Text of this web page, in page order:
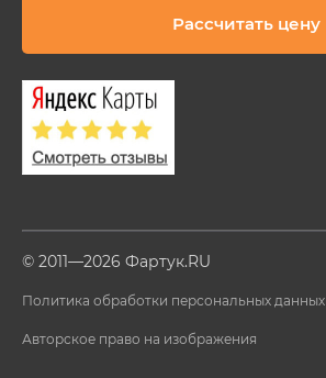
Рассчитать цену
© 2011—2026 Фартук.RU
Политика обработки персональных данных
Авторское право на изображения